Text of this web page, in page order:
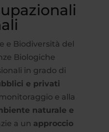
e Biodiversità del
Biologiche
in grado di
e privati
e alla
naturale e
a un approccio